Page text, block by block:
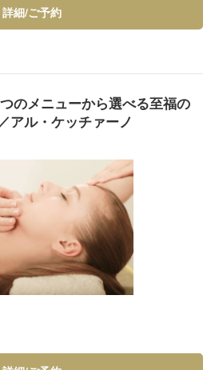
詳細/ご予約
のメニューから選べる至福の
アル・ケッチァーノ